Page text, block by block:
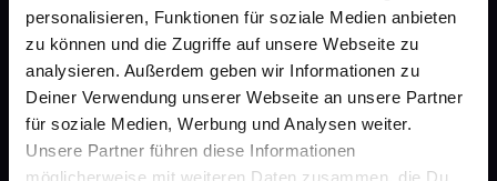
personalisieren, Funktionen für soziale Medien anbieten
zu können und die Zugriffe auf unsere Webseite zu
analysieren. Außerdem geben wir Informationen zu
Deiner Verwendung unserer Webseite an unsere Partner
für soziale Medien, Werbung und Analysen weiter.
Unsere Partner führen diese Informationen
möglicherweise mit weiteren Daten zusammen, die Du
gesund-versorger.de
Sanitätshäuser
Datenschutz
AGB